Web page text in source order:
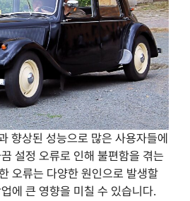
향상된 성능으로 많은 사용자들에
설정 오류로 인해 불편함을 겪는
오류는 다양한 원인으로 발생할
에 큰 영향을 미칠 수 있습니다.